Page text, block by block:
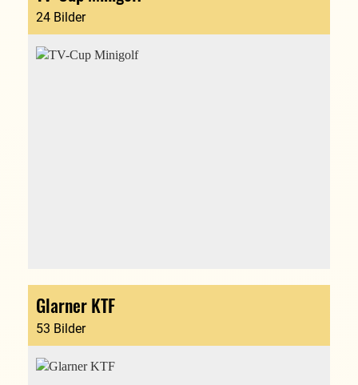
24 Bilder
Glarner KTF
53 Bilder